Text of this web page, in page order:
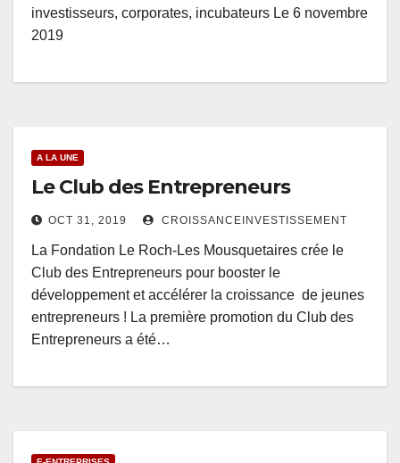
investisseurs, corporates, incubateurs Le 6 novembre
2019
A LA UNE
Le Club des Entrepreneurs
OCT 31, 2019 CROISSANCEINVESTISSEMENT
La Fondation Le Roch-Les Mousquetaires crée le
Club des Entrepreneurs pour booster le
développement et accélérer la croissance de jeunes
entrepreneurs ! La première promotion du Club des
Entrepreneurs a été…